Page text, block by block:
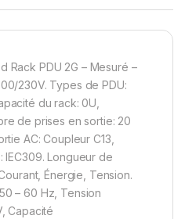
Rack PDU 2G – Mesuré –
230V. Types de PDU:
du rack: 0U,
de prises en sortie: 20
AC: Coupleur C13,
IEC309. Longueur de
Énergie, Tension.
– 60 Hz, Tension
Capacité